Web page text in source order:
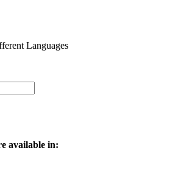
Languages
available in: